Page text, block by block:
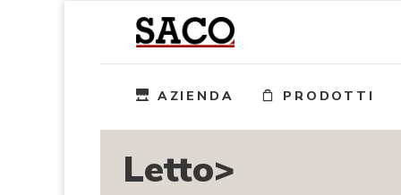
AZIENDA PRODOTTI
Letto>